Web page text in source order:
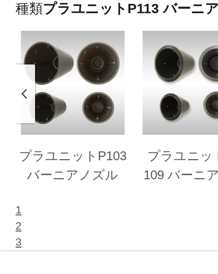
種類プラユニットP113 バーニ
プラユニットP103
バーニアノズル
プラユニッ
109 バーニ
1
2
3